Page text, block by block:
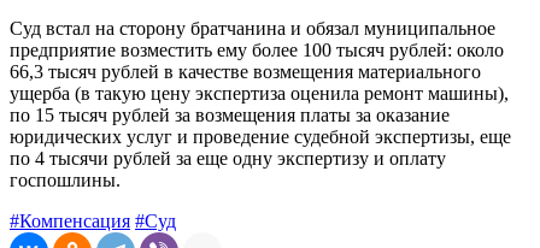
Суд встал на сторону братчанина и обязал муниципальное
предприятие возместить ему более 100 тысяч рублей: около
66,3 тысяч рублей в качестве возмещения материального
ущерба (в такую цену экспертиза оценила ремонт машины),
по 15 тысяч рублей за возмещения платы за оказание
юридических услуг и проведение судебной экспертизы, еще
по 4 тысячи рублей за еще одну экспертизу и оплату
госпошлины.
#Компенсация #Суд